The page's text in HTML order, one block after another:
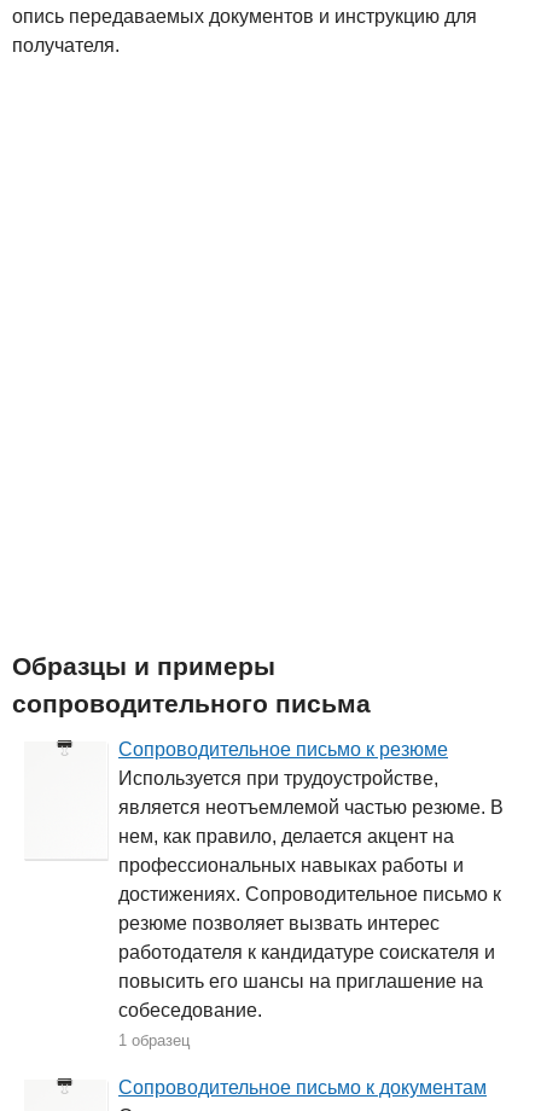
опись передаваемых документов и инструкцию для
получателя.
Образцы и примеры
сопроводительного письма
Сопроводительное письмо к резюме
Используется при трудоустройстве,
является неотъемлемой частью резюме. В
нем, как правило, делается акцент на
профессиональных навыках работы и
достижениях. Сопроводительное письмо к
резюме позволяет вызвать интерес
работодателя к кандидатуре соискателя и
повысить его шансы на приглашение на
собеседование.
1 образец
Сопроводительное письмо к документам